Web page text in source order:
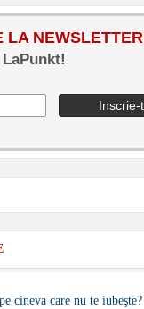
LA
cineva care nu te iubeşte?